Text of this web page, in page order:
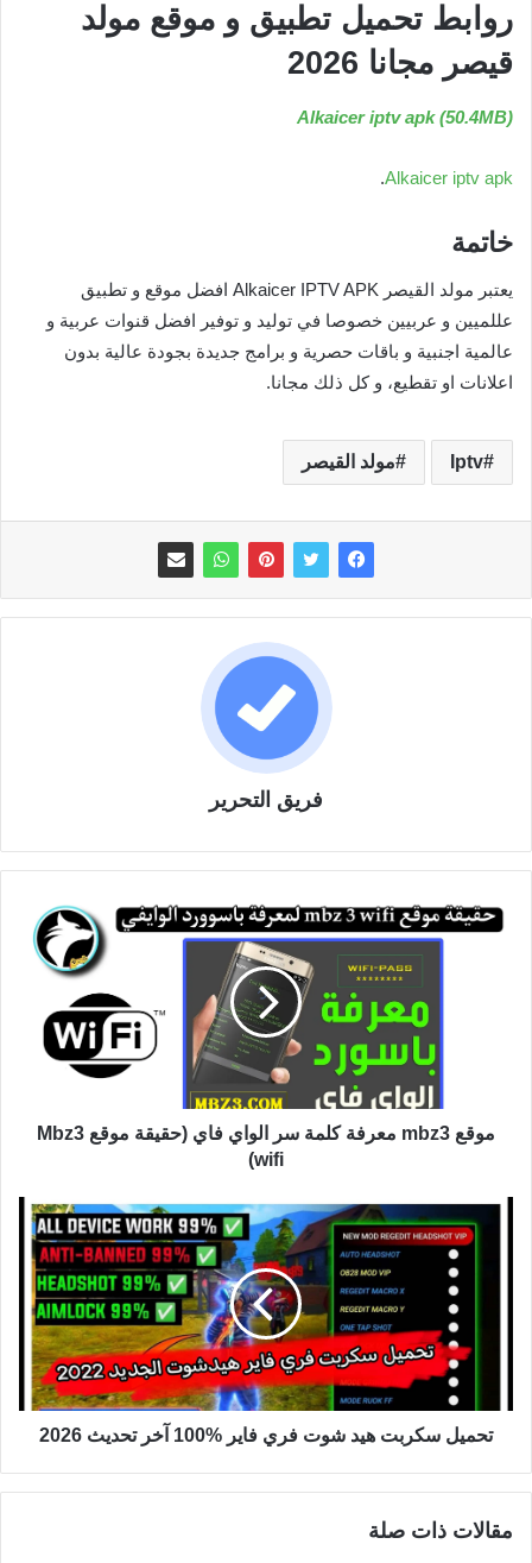
روابط تحميل تطبيق و موقع مولد
قيصر مجانا 2026
Alkaicer iptv apk (50.4MB)
Alkaicer iptv apk
.
خاتمة
يعتبر مولد القيصر Alkaicer IPTV APK افضل موقع و تطبيق
عللميين و عربيين خصوصا في توليد و توفير افضل قنوات عربية و
عالمية اجنبية و باقات حصرية و برامج جديدة بجودة عالية بدون
اعلانات او تقطيع، و كل ذلك مجانا.
Iptv مولد القيصر
فريق التحرير
موقع mbz3 معرفة كلمة سر الواي فاي (حقيقة موقع Mbz3
wifi)
تحميل سكربت هيد شوت فري فاير %100 آخر تحديث 2026
مقالات ذات صلة